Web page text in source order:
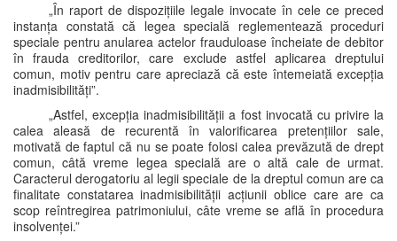
„În raport de dispozițiile legale invocate în cele ce preced
instanța constată că legea specială reglementează proceduri
speciale pentru anularea actelor frauduloase încheiate de debitor
în frauda creditorilor, care exclude astfel aplicarea dreptului
comun, motiv pentru care apreciază că este întemeiată excepția
inadmisibilități”.
„Astfel, excepția inadmisibilității a fost invocată cu privire la
calea aleasă de recurentă în valorificarea pretențiilor sale,
motivată de faptul că nu se poate folosi calea prevăzută de drept
comun, câtă vreme legea specială are o altă cale de urmat.
Caracterul derogatoriu al legii speciale de la dreptul comun are ca
finalitate constatarea inadmisibilității acțiunii oblice care are ca
scop reîntregirea patrimoniului, câte vreme se află în procedura
insolvenței.”